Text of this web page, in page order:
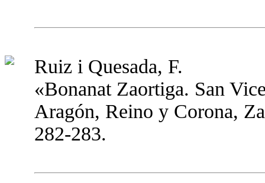
Ruiz i Quesada, F.
«Bonanat Zaortiga. San
Aragón, Reino y Corona,
282-283.